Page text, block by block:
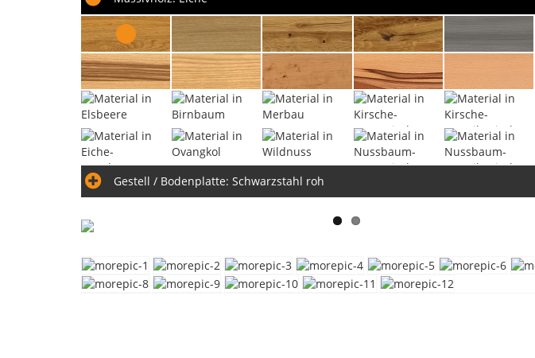
Gestell / Bodenplatte: Schwarzstahl roh